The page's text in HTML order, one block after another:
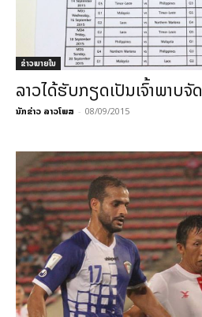
ຂ່າວພາຍ​ໃນ
ລາວໄດ້ຮັບກຽດເປັນເຈົ້າພາບ
ນັກຂ່າວ ລາວໂພສ - 08/09/2015